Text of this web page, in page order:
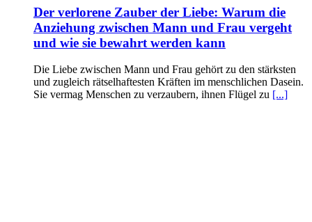
Der verlorene Zauber der Liebe: Warum die
Anziehung zwischen Mann und Frau vergeht
und wie sie bewahrt werden kann
Die Liebe zwischen Mann und Frau gehört zu den stärksten
und zugleich rätselhaftesten Kräften im menschlichen Dasein.
Sie vermag Menschen zu verzaubern, ihnen Flügel zu [...]